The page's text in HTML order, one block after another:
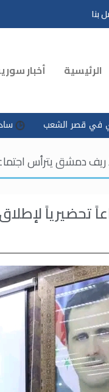
بنا
الرئيسية أخبار
سادكوب": استمرار
دمشق يترأس